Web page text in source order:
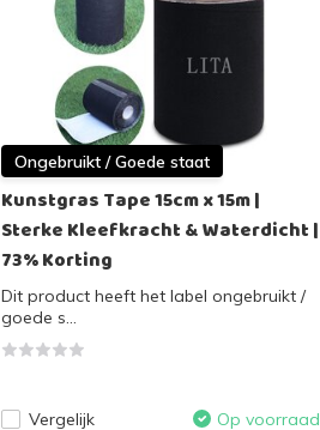
Ongebruikt / Goede staat
Kunstgras Tape 15cm x 15m |
Sterke Kleefkracht & Waterdicht |
73% Korting
Dit product heeft het label ongebruikt /
goede s...
Vergelijk Op voorraad